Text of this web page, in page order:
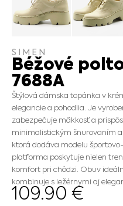
SIMEN
Béžové
7688A
Štýlová dámska topánka v
elegancie a pohodlia. Je
zabezpečuje mäkkosť a
minimalistickým šnurovaním
ktorá dodáva modelu
platforma poskytuje nielen
komfort pri chôdzi. Obuv
kombinuje s ležérnymi aj
109.90 €